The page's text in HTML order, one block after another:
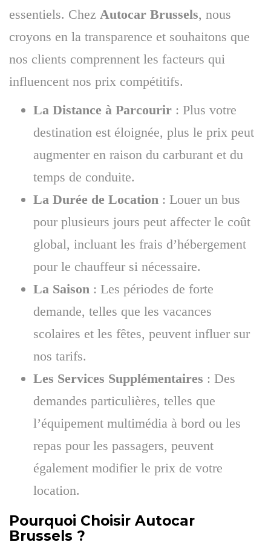
essentiels. Chez Autocar Brussels, nous
croyons en la transparence et souhaitons que
nos clients comprennent les facteurs qui
influencent nos prix compétitifs.
La Distance à Parcourir : Plus votre
destination est éloignée, plus le prix peut
augmenter en raison du carburant et du
temps de conduite.
La Durée de Location : Louer un bus
pour plusieurs jours peut affecter le coût
global, incluant les frais d’hébergement
pour le chauffeur si nécessaire.
La Saison : Les périodes de forte
demande, telles que les vacances
scolaires et les fêtes, peuvent influer sur
nos tarifs.
Les Services Supplémentaires : Des
demandes particulières, telles que
l’équipement multimédia à bord ou les
repas pour les passagers, peuvent
également modifier le prix de votre
location.
Pourquoi Choisir Autocar
Brussels ?